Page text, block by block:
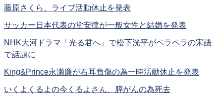
藤原さくら、ライブ活動休止を発表
サッカー日本代表の堂安律が一般女性と結婚を発表
NHK大河ドラマ「光る君へ」で松下洸平がペラペラの宋語
で話題に
King&Prince永瀬廉が右耳負傷の為一時活動休止を発表
いくよくるよの今くるよさん、膵がんの為死去